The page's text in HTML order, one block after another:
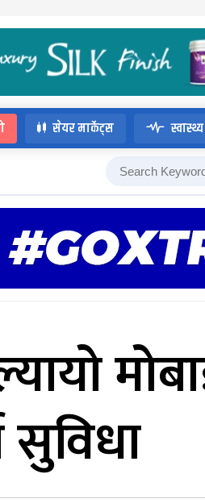
सेयर मार्केट्स स्वास्थ्य
सुविधा